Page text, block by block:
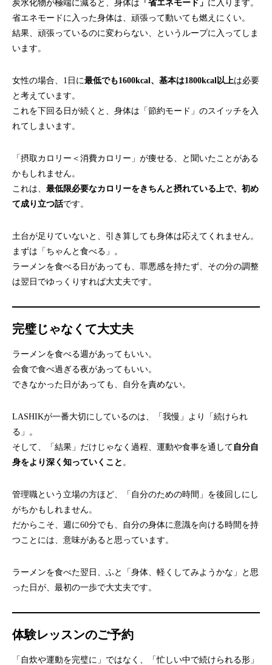
炭水化物が極端に減ると、身体は 「省エネモード」 に入ります。
省エネモードに入った身体は、頑張って動いても燃えにくい。
結果、頑張っているのに変わらない、というループに入ってしま
います。
女性の場合、1日に最低でも1600kcal、基本は1800kcal以上は必要
と考えています。
これを下回る日が続くと、身体は「節約モード」のスイッチを入
れてしまいます。
「摂取カロリー＜消費カロリー」が痩せる、と聞いたことがある
かもしれません。
これは、 最低限必要なカロリーをきちんと摂れている上で、初め
て成り立つ話です。
土台が足りていないと、引き算しても身体は応えてくれません。
まずは「ちゃんと食べる」。
ラーメンを食べる日があっても、罪悪感を持たず、その分の調整
は翌日でゆっくりすれば大丈夫です。
完璧じゃなくて大丈夫
ラーメンを食べる週があってもいい。
会食で食べ過ぎる夜があってもいい。
できなかった日があっても、自分を責めない。
LASHIKが一番大切にしているのは、「我慢」より「続けられ
る」。
そして、「結果」だけじゃなく過程、運動や食事を通して 自分自
身をより深く知っていくこと 。
管理職という立場の方ほど、「自分のための時間」を後回しにし
がちかもしれません。
だからこそ、週に60分でも、自分の身体に意識を向ける時間を持
つことには、意味があると思っています。
ラーメンを食べた翌日、ふと「身体、軽くしてみようかな」と思
った日が、最初の一歩で大丈夫です。
体験レッスンのご予約
「自炊や運動を完璧に」ではなく、「忙しい中で続けられる形」